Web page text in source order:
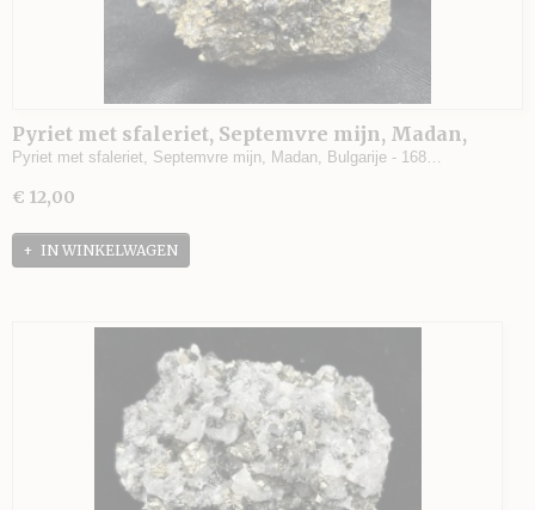
Pyriet met sfaleriet, Septemvre mijn, Madan,
Bulgarije - 168 gram - 7 x 4 x 3,5 cm.
Pyriet met sfaleriet, Septemvre mijn, Madan, Bulgarije - 168…
€ 12,00
IN WINKELWAGEN